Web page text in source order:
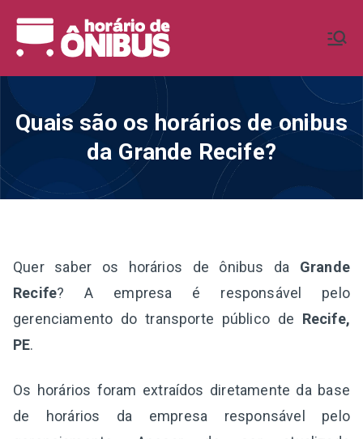
para
Ônibus BR
Horários de Ônibus de todo o
Quais são os horários de onibus
da Grande Recife?
Quer saber os horários de ônibus da Grande
Recife? A empresa é responsável pelo
gerenciamento do transporte público de Recife,
PE.
Os horários foram extraídos diretamente da base
de horários da empresa responsável pelo